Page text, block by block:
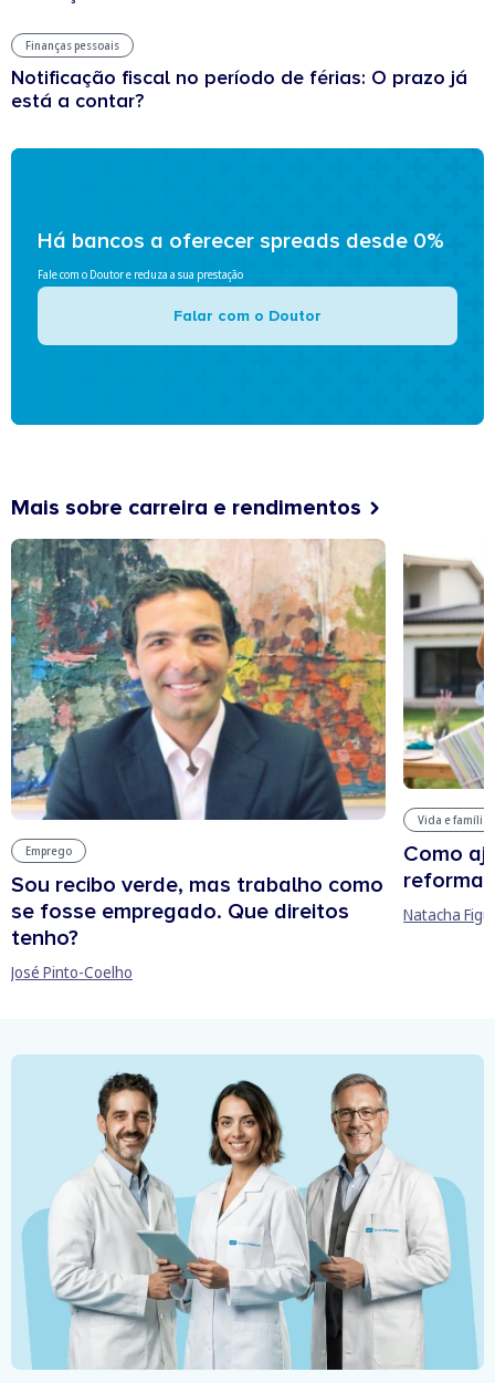
Finanças pessoais
Notificação fiscal no período de férias: O prazo já
está a contar?
Há bancos a oferecer spreads desde 0%
Fale com o Doutor e reduza a sua prestação
Falar com o Doutor
Mais sobre carreira e rendimentos
Emprego
Sou recibo verde, mas trabalho como
se fosse empregado. Que direitos
tenho?
José Pinto-Coelho
Vida e família
Como
reforma
Natacha